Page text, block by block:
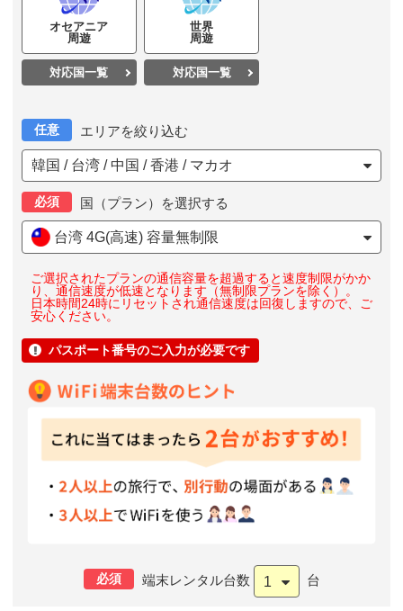
オセアニア
周遊
対応国一覧
世界
周遊
対応国一覧
任意 エリアを絞り込む
韓国 / 台湾 / 中国 / 香港 / マカオ
必須 国（プラン）を選択する
台湾 4G(高速) 容量無制限
ご選択されたプランの通信容量を超過すると速度制限がかか
り、通信速度が低速となります（無制限プランを除く）。
日本時間24時にリセットされ通信速度は回復しますので、ご
安心ください。
 パスポート番号のご入力が必要です
必須 端末レンタル台数 1 台